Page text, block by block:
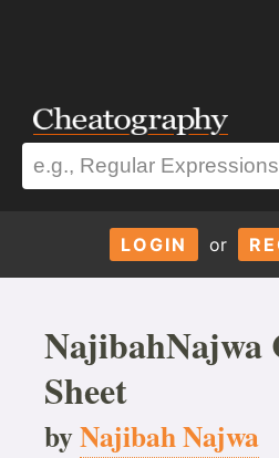
LOGIN or
NajibahNajwa
Sheet
byNajibah Najwa